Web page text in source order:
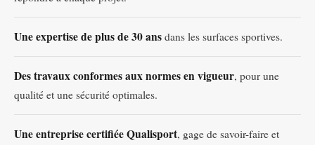
Une expertise de plus de 30 ans dans les surfaces sportives.
Des travaux conformes aux normes en vigueur, pour une
qualité et une sécurité optimales.
Une entreprise certifiée Qualisport, gage de savoir-faire et